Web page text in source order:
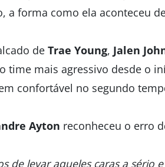
a forma como ela aconteceu
de Trae Young, Jalen
time mais agressivo desde o
confortável no segundo
Ayton reconheceu o erro
de levar aqueles caras a sério